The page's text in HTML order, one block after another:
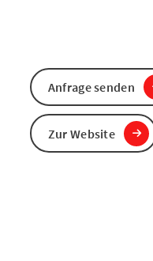
Anfrage senden
Zur Website